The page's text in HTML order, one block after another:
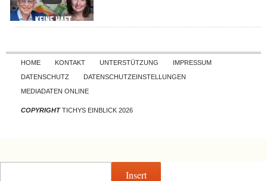
Skip to content
HOME KONTAKT UNTERSTÜTZUNG
IMPRESSUM
DATENSCHUTZ
DATENSCHUTZEINSTELLUNGEN
MEDIADATEN ONLINE
COPYRIGHTTICHYS EINBLICK 2026
Insert